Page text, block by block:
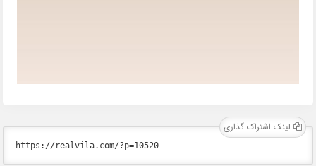
لینک اشتراک گذاری